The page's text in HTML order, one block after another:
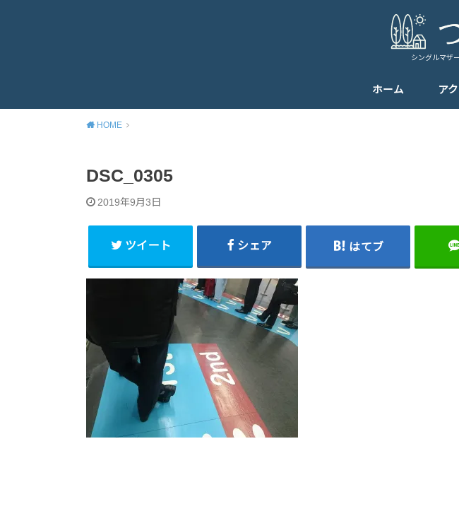
シングルマザ
ホーム ア
HOME
DSC_0305
2019年9月3日
ツイート シェア はてブ